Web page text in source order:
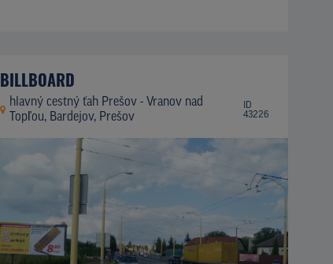
BILLBOARD
hlavný cestný ťah Prešov - Vranov nad
Topľou, Bardejov, Prešov
ID
43226